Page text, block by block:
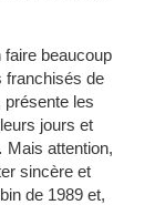
beaucoup
franchisés de
présente les
jours et
Mais attention,
sincère et
de 1989 et,